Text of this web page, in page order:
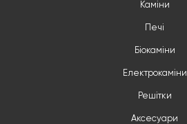
Каміни
Печі
Біокаміни
Електрокаміни
Решітки
Аксесуари